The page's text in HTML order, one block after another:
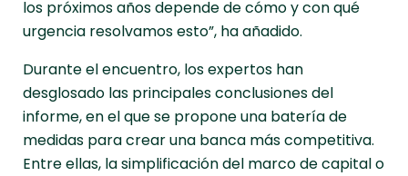
los próximos años depende de cómo y con qué
urgencia resolvamos esto”, ha añadido.
Durante el encuentro, los expertos han
desglosado las principales conclusiones del
informe, en el que se propone una batería de
medidas para crear una banca más competitiva.
Entre ellas, la simplificación del marco de capital o